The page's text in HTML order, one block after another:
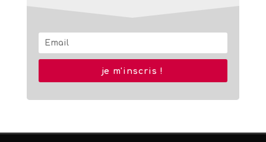
je m'inscris !